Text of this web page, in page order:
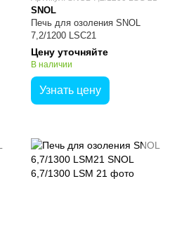
SNOL
Печь для озоления SNOL
7,2/1200 LSC21
Цену уточняйте
В наличии
Узнать цену